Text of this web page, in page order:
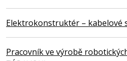
Elektrokonstruktér – kabelové
Pracovník ve výrobě